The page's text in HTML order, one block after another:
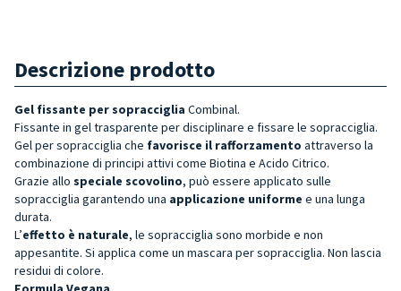
Descrizione prodotto
Gel fissante per sopracciglia Combinal.
Fissante in gel trasparente per disciplinare e fissare le sopracciglia.
Gel per sopracciglia che favorisce il rafforzamento attraverso la
combinazione di principi attivi come Biotina e Acido Citrico.
Grazie allo speciale scovolino, può essere applicato sulle
sopracciglia garantendo una applicazione uniforme e una lunga
durata.
L’effetto è naturale, le sopracciglia sono morbide e non
appesantite. Si applica come un mascara per sopracciglia. Non lascia
residui di colore.